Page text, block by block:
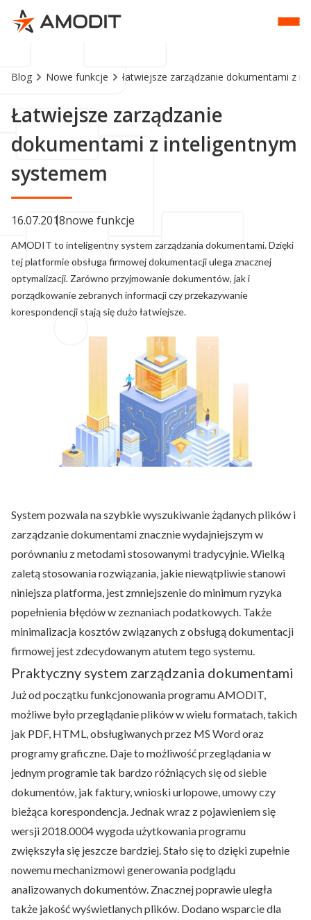
Blog Nowe funkcje łatwiejsze zarządzanie dokumentami z
Łatwiejsze zarządzanie
dokumentami z inteligentnym
systemem
16.07.2018nowe funkcje
AMODIT to inteligentny system zarządzania dokumentami. Dzięki
tej platformie obsługa firmowej dokumentacji ulega znacznej
optymalizacji. Zarówno przyjmowanie dokumentów, jak i
porządkowanie zebranych informacji czy przekazywanie
korespondencji stają się dużo łatwiejsze.
System pozwala na szybkie wyszukiwanie żądanych plików i
zarządzanie dokumentami znacznie wydajniejszym w
porównaniu z metodami stosowanymi tradycyjnie. Wielką
zaletą stosowania rozwiązania, jakie niewątpliwie stanowi
niniejsza platforma, jest zmniejszenie do minimum ryzyka
popełnienia błędów w zeznaniach podatkowych. Także
minimalizacja kosztów związanych z obsługą dokumentacji
firmowej jest zdecydowanym atutem tego systemu.
Praktyczny system zarządzania dokumentami
Już od początku funkcjonowania programu AMODIT,
możliwe było przeglądanie plików w wielu formatach, takich
jak PDF, HTML, obsługiwanych przez MS Word oraz
programy graficzne. Daje to możliwość przeglądania w
jednym programie tak bardzo różniących się od siebie
dokumentów, jak faktury, wnioski urlopowe, umowy czy
bieżąca korespondencja. Jednak wraz z pojawieniem się
wersji 2018.0004 wygoda użytkowania programu
zwiększyła się jeszcze bardziej. Stało się to dzięki zupełnie
nowemu mechanizmowi generowania podglądu
analizowanych dokumentów. Znacznej poprawie uległa
także jakość wyświetlanych plików. Dodano wsparcie dla